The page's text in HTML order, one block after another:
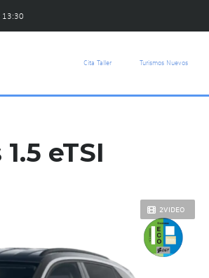
13:30
Cita Taller Turismos Nuevos
eTSI
2VIDEO